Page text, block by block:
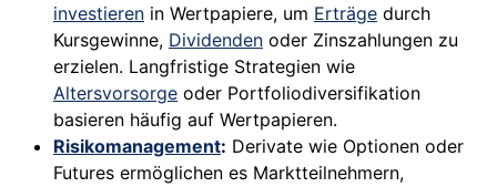
investieren in Wertpapiere, um Erträge durch
Kursgewinne, Dividenden oder Zinszahlungen zu
erzielen. Langfristige Strategien wie
Altersvorsorge oder Portfoliodiversifikation
basieren häufig auf Wertpapieren.
Risikomanagement: Derivate wie Optionen oder
Futures ermöglichen es Marktteilnehmern,